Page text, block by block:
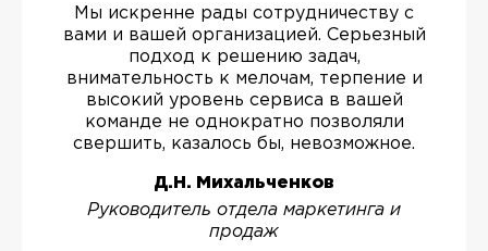
Мы искренне рады сотрудничеству с
вами и вашей организацией. Серьезный
подход к решению задач,
внимательность к мелочам, терпение и
высокий уровень сервиса в вашей
команде не однократно позволяли
свершить, казалось бы, невозможное.
Д.Н. Михальченков
Руководитель отдела маркетинга и
продаж